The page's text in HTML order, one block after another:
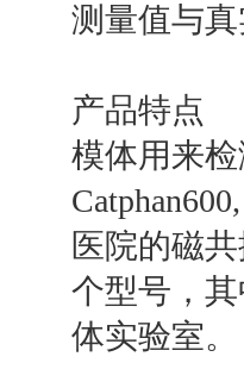
测量值与
产品特点
模体用来检
医院的磁
个型号，
体实验室。